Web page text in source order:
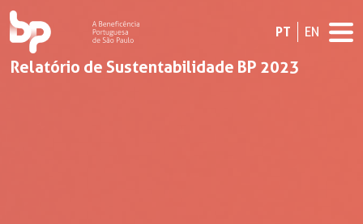
PT EN
Relatório de Sustentabilidade BP 2023